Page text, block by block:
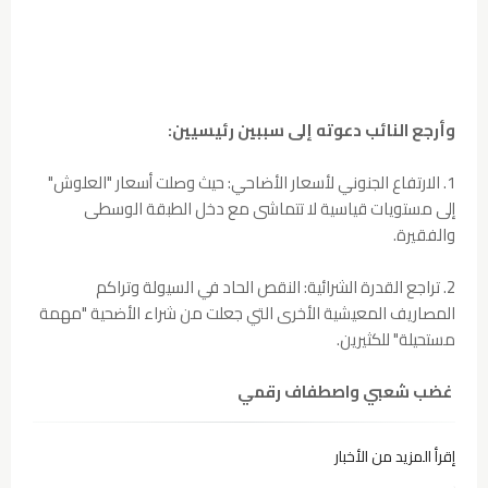
وأرجع النائب دعوته إلى سببين رئيسيين:
1. الارتفاع الجنوني لأسعار الأضاحي: حيث وصلت أسعار "العلوش"
إلى مستويات قياسية لا تتماشى مع دخل الطبقة الوسطى
والفقيرة.
2. تراجع القدرة الشرائية: النقص الحاد في السيولة وتراكم
المصاريف المعيشية الأخرى التي جعلت من شراء الأضحية "مهمة
مستحيلة" للكثيرين.
غضب شعبي واصطفاف رقمي
إقرأ المزيد من الأخبار